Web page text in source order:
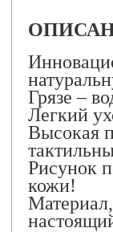
Грязе –
Легкий
Высокая
Рисунок
кожи!